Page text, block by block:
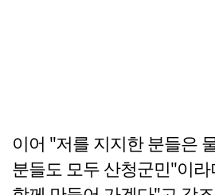
이어 "저를 지지한 분들은
분들도 모두 산청군민"이